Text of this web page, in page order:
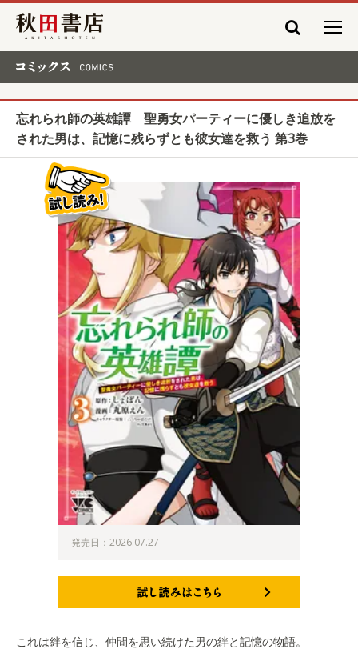
秋田書店
忘れられ師の英雄譚 聖勇女パーティーに優しき追放を
された男は、記憶に残らずとも彼女達を救う 第3巻
発売日：2026.07.27
これは絆を信じ、仲間を思い続けた男の絆と記憶の物語。